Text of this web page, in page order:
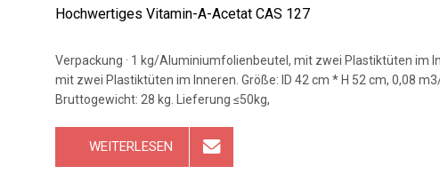
Hochwertiges Vitamin-A-Acetat CAS 127
Verpackung · 1 kg/Aluminiumfolienbeutel, mit zwei Plastiktüten im
mit zwei Plastiktüten im Inneren. Größe: ID 42 cm * H 52 cm, 0,08
Bruttogewicht: 28 kg. Lieferung ≤50kg,
WEITERLESEN